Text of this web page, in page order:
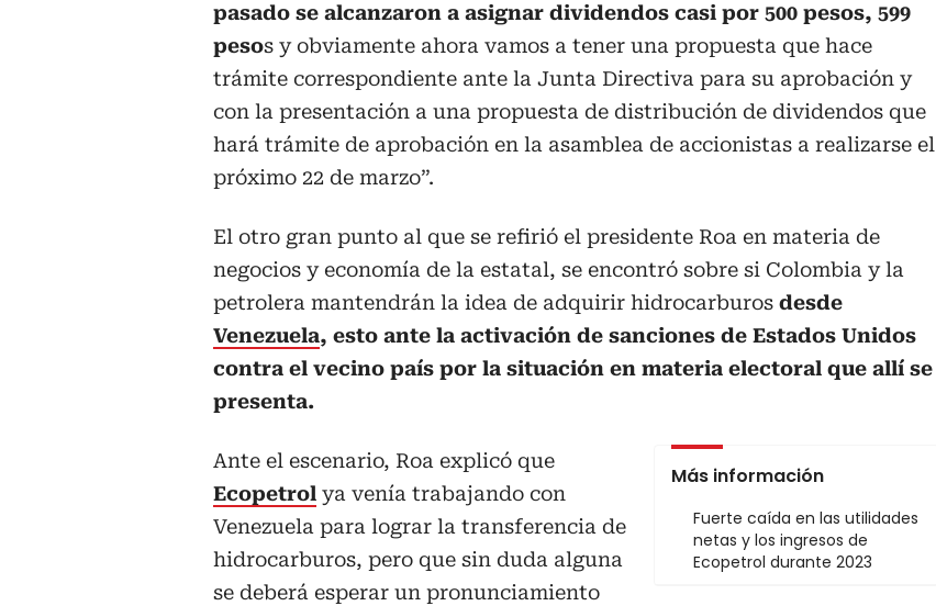
pasado se alcanzaron a asignar dividendos casi por 500 pesos, 599
pesos y obviamente ahora vamos a tener una propuesta que hace
trámite correspondiente ante la Junta Directiva para su aprobación y
con la presentación a una propuesta de distribución de dividendos que
hará trámite de aprobación en la asamblea de accionistas a realizarse el
próximo 22 de marzo”.
El otro gran punto al que se refirió el presidente Roa en materia de
negocios y economía de la estatal, se encontró sobre si Colombia y la
petrolera mantendrán la idea de adquirir hidrocarburos desde
Venezuela, esto ante la activación de sanciones de Estados Unidos
contra el vecino país por la situación en materia electoral que allí se
presenta.
Más información
Fuerte caída en las utilidades
netas y los ingresos de
Ecopetrol durante 2023
Ante el escenario, Roa explicó que
Ecopetrol ya venía trabajando con
Venezuela para lograr la transferencia de
hidrocarburos, pero que sin duda alguna
se deberá esperar un pronunciamiento